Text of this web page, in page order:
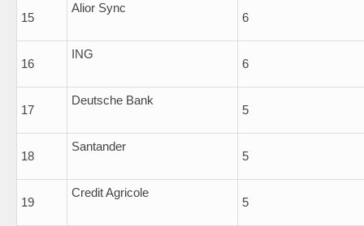
15
Alior Sync
6
16
ING
6
17
Deutsche Bank
5
18
Santander
5
19
Credit Agricole
5